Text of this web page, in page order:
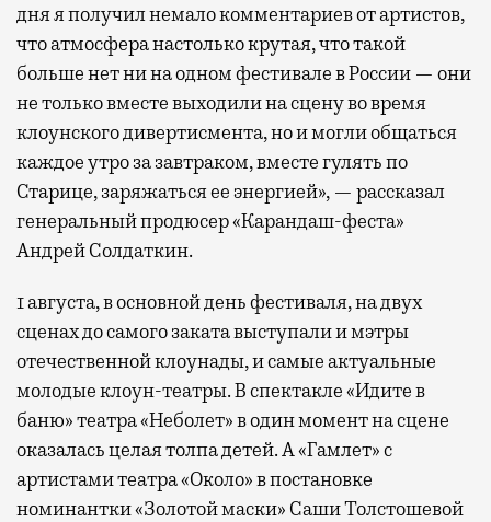
дня я получил немало комментариев от артистов,
что атмосфера настолько крутая, что такой
больше нет ни на одном фестивале в России — они
не только вместе выходили на сцену во время
клоунского дивертисмента, но и могли общаться
каждое утро за завтраком, вместе гулять по
Старице, заряжаться ее энергией», — рассказал
генеральный продюсер «Карандаш-феста»
Андрей Солдаткин.
1 августа, в основной день фестиваля, на двух
сценах до самого заката выступали и мэтры
отечественной клоунады, и самые актуальные
молодые клоун-театры. В спектакле «Идите в
баню» театра «Неболет» в один момент на сцене
оказалась целая толпа детей. А «Гамлет» с
артистами театра «Около» в постановке
номинантки «Золотой маски» Саши Толстошевой